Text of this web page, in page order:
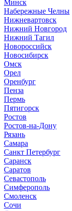
Минск
Набережные Челны
Нижневартовск
Нижний Новгород
Нижний Тагил
Новороссийск
Новосибирск
Омск
Орел
Оренбург
Пенза
Пермь
Пятигорск
Ростов
Ростов-на-Дону
Рязань
Самара
Санкт Петербург
Саранск
Саратов
Севастополь
Симферополь
Смоленск
Сочи